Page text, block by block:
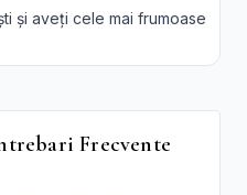
și aveți cele mai frumoase
Frecvente